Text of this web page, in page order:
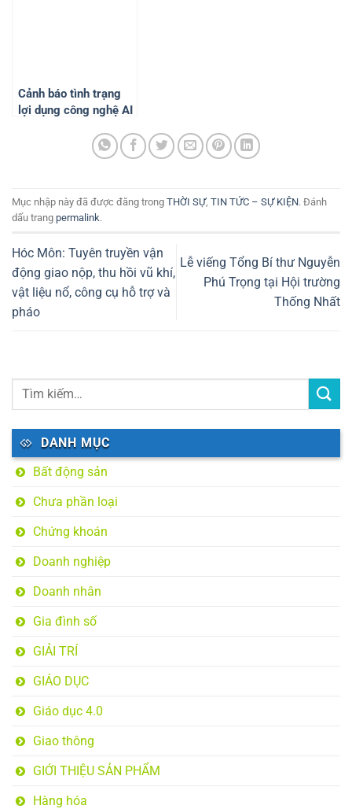
Cảnh báo tình trạng
lợi dụng công nghệ AI
Mục nhập này đã được đăng trong THỜI SỰ, TIN TỨC – SỰ KIỆN. Đánh
dấu trang permalink.
Hóc Môn: Tuyên truyền vận
động giao nộp, thu hồi vũ khí,
vật liệu nổ, công cụ hỗ trợ và
pháo
Lễ viếng Tổng Bí thư Nguyễn
Phú Trọng tại Hội trường
Thống Nhất
DANH MỤC
Bất động sản
Chưa phần loại
Chứng khoán
Doanh nghiệp
Doanh nhân
Gia đình số
GIẢI TRÍ
GIÁO DỤC
Giáo dục 4.0
Giao thông
GIỚI THIỆU SẢN PHẨM
Hàng hóa